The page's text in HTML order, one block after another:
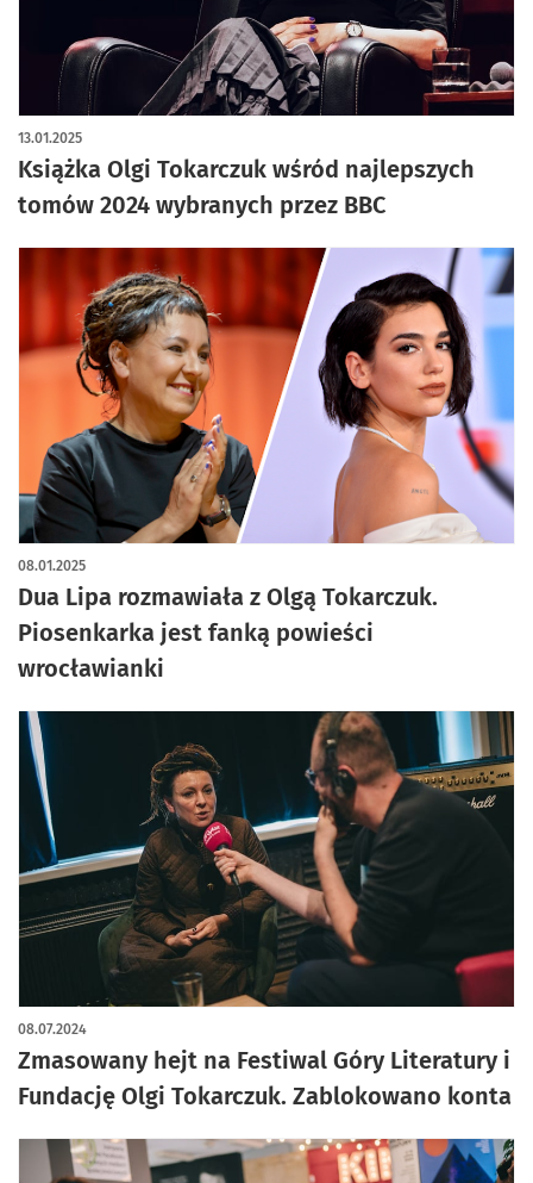
Książka Olgi Tokarczuk wśród najlepszych
tomów 2024 wybranych przez BBC
13.01.2025
Dua Lipa rozmawiała z Olgą Tokarczuk.
Piosenkarka jest fanką powieści
wrocławianki
08.01.2025
Zmasowany hejt na Festiwal Góry Literatury i
Fundację Olgi Tokarczuk. Zablokowano konta
08.07.2024